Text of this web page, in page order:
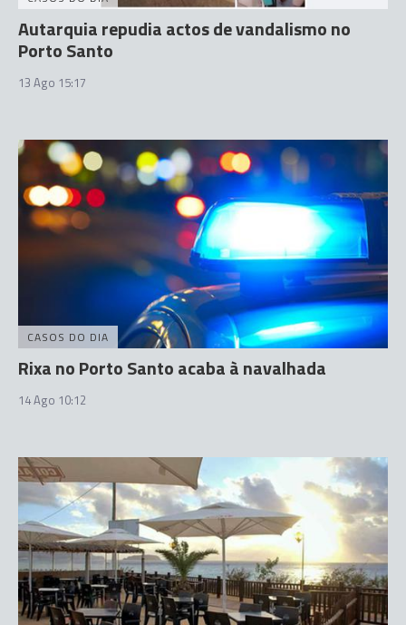
Autarquia repudia actos de vandalismo no
Porto Santo
13 Ago 15:17
CASOS DO DIA
Rixa no Porto Santo acaba à navalhada
14 Ago 10:12